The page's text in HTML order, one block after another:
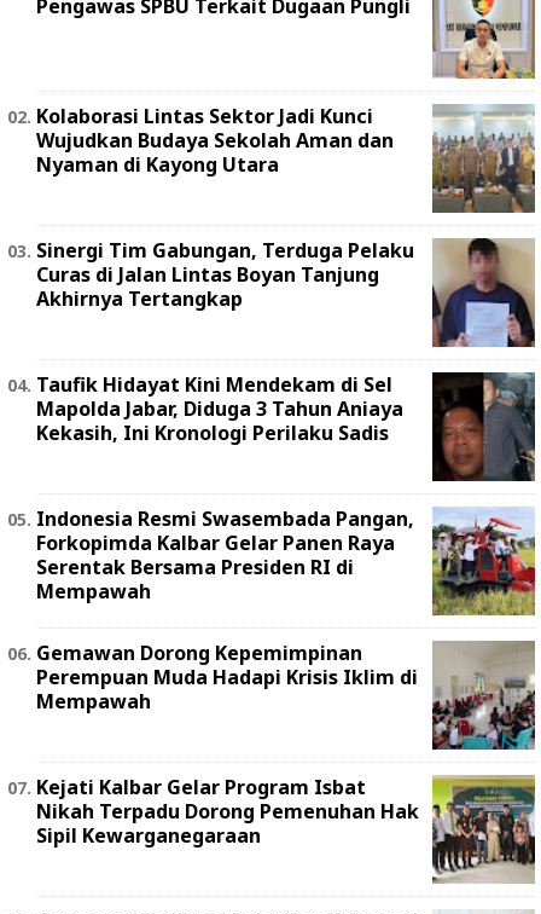
Pengawas SPBU Terkait Dugaan Pungli
Kolaborasi Lintas Sektor Jadi Kunci
Wujudkan Budaya Sekolah Aman dan
Nyaman di Kayong Utara
Sinergi Tim Gabungan, Terduga Pelaku
Curas di Jalan Lintas Boyan Tanjung
Akhirnya Tertangkap
Taufik Hidayat Kini Mendekam di Sel
Mapolda Jabar, Diduga 3 Tahun Aniaya
Kekasih, Ini Kronologi Perilaku Sadis
Indonesia Resmi Swasembada Pangan,
Forkopimda Kalbar Gelar Panen Raya
Serentak Bersama Presiden RI di
Mempawah
Gemawan Dorong Kepemimpinan
Perempuan Muda Hadapi Krisis Iklim di
Mempawah
Kejati Kalbar Gelar Program Isbat
Nikah Terpadu Dorong Pemenuhan Hak
Sipil Kewarganegaraan